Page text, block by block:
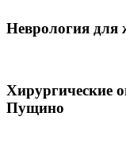
Неврология
Хирургические
Пущино